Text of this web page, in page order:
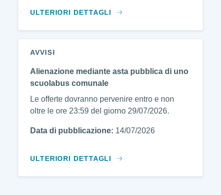
ULTERIORI DETTAGLI
AVVISI
Alienazione mediante asta pubblica di uno
scuolabus comunale
Le offerte dovranno pervenire entro e non
oltre le ore 23:59 del giorno 29/07/2026.
Data di pubblicazione: 14/07/2026
ULTERIORI DETTAGLI